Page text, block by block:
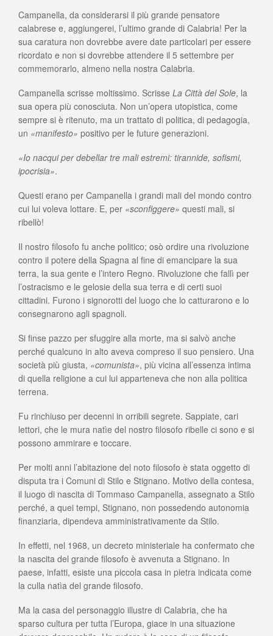
Campanella, da considerarsi il più grande pensatore
calabrese e, aggiungerei, l’ultimo grande di Calabria! Per la
sua caratura non dovrebbe avere date particolari per essere
ricordato e non si dovrebbe attendere il 5 settembre per
commemorarlo, almeno nella nostra Calabria.
Campanella scrisse moltissimo. Scrisse La Città del Sole, la
sua opera più conosciuta. Non un’opera utopistica, come
sempre si è ritenuto, ma un trattato di politica, di pedagogia,
un «manifesto» positivo per le future generazioni.
«Io nacqui per debellar tre mali estremi: tirannide, sofismi,
ipocrisia».
Questi erano per Campanella i grandi mali del mondo contro
cui lui voleva lottare. E, per «sconfiggere» questi mali, si
ribellò!
Il nostro filosofo fu anche politico; osò ordire una rivoluzione
contro il potere della Spagna al fine di emancipare la sua
terra, la sua gente e l’intero Regno. Rivoluzione che fallì per
l’ostracismo e le gelosie della sua terra e di certi suoi
cittadini. Furono i signorotti del luogo che lo catturarono e lo
consegnarono agli spagnoli.
Si finse pazzo per sfuggire alla morte, ma si salvò anche
perché qualcuno in alto aveva compreso il suo pensiero. Una
società più giusta, «comunista», più vicina all’essenza intima
di quella religione a cui lui apparteneva che non alla politica
terrena.
Fu rinchiuso per decenni in orribili segrete. Sappiate, cari
lettori, che le mura natìe del nostro filosofo ribelle ci sono e si
possono ammirare e toccare.
Per molti anni l’abitazione del noto filosofo è stata oggetto di
disputa tra i Comuni di Stilo e Stignano. Motivo della contesa,
il luogo di nascita di Tommaso Campanella, assegnato a Stilo
perché, a quei tempi, Stignano, non possedendo autonomia
finanziaria, dipendeva amministrativamente da Stilo.
In effetti, nel 1968, un decreto ministeriale ha confermato che
la nascita del grande filosofo è avvenuta a Stignano. In
paese, infatti, esiste una piccola casa in pietra indicata come
la culla natìa del grande filosofo.
Ma la casa del personaggio illustre di Calabria, che ha
sparso cultura per tutta l’Europa, giace in una situazione